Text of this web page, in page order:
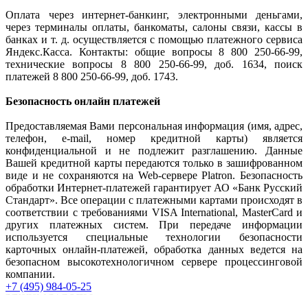
Оплата через интернет-банкинг, электронными деньгами,
через терминалы оплаты, банкоматы, салоны связи, кассы в
банках и т. д. осуществляется с помощью платежного сервиса
Яндекс.Касса. Контакты: общие вопросы 8 800 250-66-99,
технические вопросы 8 800 250-66-99, доб. 1634, поиск
платежей 8 800 250-66-99, доб. 1743.
Безопасность онлайн платежей
Предоставляемая Вами персональная информация (имя, адрес,
телефон, e-mail, номер кредитной карты) является
конфиденциальной и не подлежит разглашению. Данные
Вашей кредитной карты передаются только в зашифрованном
виде и не сохраняются на Web-сервере Platron. Безопасность
обработки Интернет-платежей гарантирует АО «Банк Русский
Стандарт». Все операции с платежными картами происходят в
соответствии с требованиями VISA International, MasterCard и
других платежных систем. При передаче информации
используется специальные технологии безопасности
карточных онлайн-платежей, обработка данных ведется на
безопасном высокотехнологичном сервере процессинговой
компании.
+7 (495) 984-05-25